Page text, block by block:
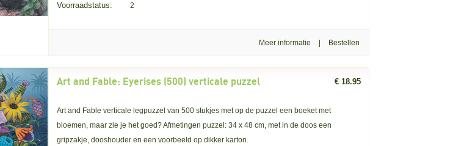
Voorraadstatus: 2
Meer informatie
Art and Fable: Eyerises (500) verticale puzzel € 18.95
Art and Fable verticale legpuzzel van 500 stukjes met op de puzzel een boeket met
bloemen, maar zie je het goed? Afmetingen puzzel: 34 x 48 cm, met in de doos een
gripzakje, dooshouder en een voorbeeld op dikker karton.